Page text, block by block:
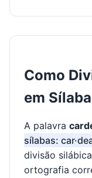
Como
em
A palavra
sílabas:
divisão
ortografia